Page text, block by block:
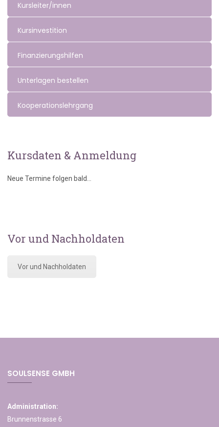
Kursleiter/innen
Kursinvestition
Finanzierungshilfen
Unterlagen bestellen
Kooperationslehrgang
Kursdaten & Anmeldung
Neue Termine folgen bald...
Vor und Nachholdaten
Vor und Nachholdaten
SOULSENSE GMBH
Administration:
Brunnenstrasse 6